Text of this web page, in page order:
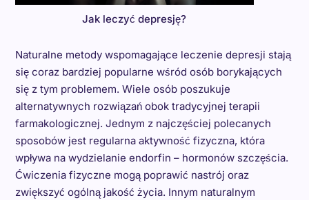
Jak leczyć depresję?
Naturalne metody wspomagające leczenie depresji stają
się coraz bardziej popularne wśród osób borykających
się z tym problemem. Wiele osób poszukuje
alternatywnych rozwiązań obok tradycyjnej terapii
farmakologicznej. Jednym z najczęściej polecanych
sposobów jest regularna aktywność fizyczna, która
wpływa na wydzielanie endorfin – hormonów szczęścia.
Ćwiczenia fizyczne mogą poprawić nastrój oraz
zwiększyć ogólną jakość życia. Innym naturalnym